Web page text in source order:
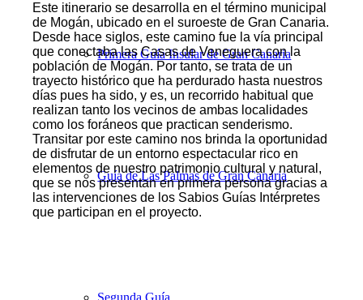
Primera Guía Insular de Gran Canaria
Guía de Las Palmas de Gran Canaria
Segunda Guía
Este itinerario se desarrolla en el término municipal
de Mogán, ubicado en el suroeste de Gran Canaria.
Desde hace siglos, este camino fue la vía principal
que conectaba las Casas de Veneguera con la
población de Mogán. Por tanto, se trata de un
trayecto histórico que ha perdurado hasta nuestros
días pues ha sido, y es, un recorrido habitual que
realizan tanto los vecinos de ambas localidades
como los foráneos que practican senderismo.
Transitar por este camino nos brinda la oportunidad
de disfrutar de un entorno espectacular rico en
elementos de nuestro patrimonio cultural y natural,
que se nos presentan en primera persona gracias a
las intervenciones de los Sabios Guías Intérpretes
que participan en el proyecto.